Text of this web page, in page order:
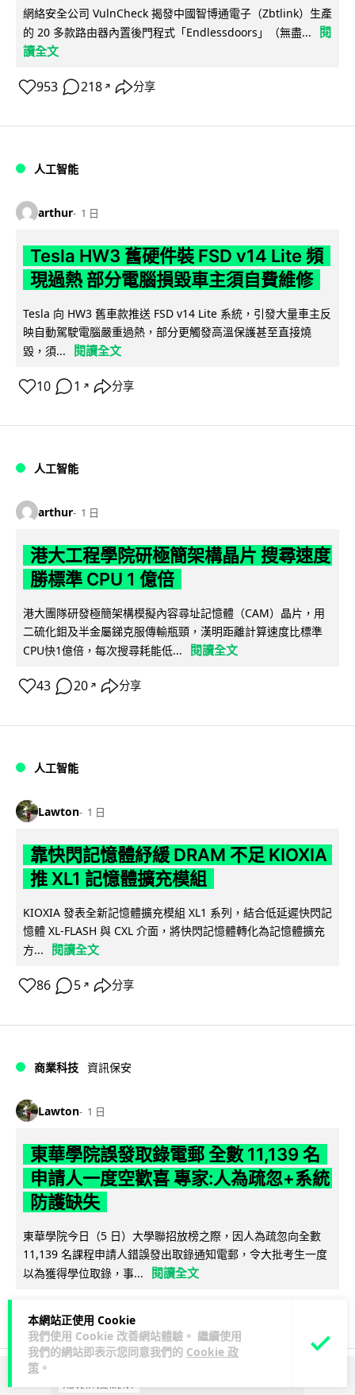
本網站正使用 Cookie
我們使用 Cookie 改善網站體驗。 繼續使用
我們的網站即表示您同意我們的 Cookie 政
策 。
網絡安全公司 VulnCheck 揭發中國智博通電子（Zbtlink）生產
的 20 多款路由器內置後門程式「Endlessdoors」（無盡...
閱
讀全文
953 218 ↗ 分享
人工智能
arthur 1 日
Tesla HW3 舊硬件裝 FSD v14 Lite 頻
現過熱 部分電腦損毀車主須自費維修
Tesla 向 HW3 舊車款推送 FSD v14 Lite 系統，引發大量車主反
映自動駕駛電腦嚴重過熱，部分更觸發高溫保護甚至直接燒
毀，須...
閱讀全文
10 1 ↗ 分享
人工智能
arthur 1 日
港大工程學院研極簡架構晶片 搜尋速度
勝標準 CPU 1 億倍
港大團隊研發極簡架構模擬內容尋址記憶體（CAM）晶片，用
二硫化鉬及半金屬銻克服傳輸瓶頸，漢明距離計算速度比標準
CPU快1億倍，每次搜尋耗能低...
閱讀全文
43 20 ↗ 分享
人工智能
Lawton 1 日
靠快閃記憶體紓緩 DRAM 不足 KIOXIA
推 XL1 記憶體擴充模組
KIOXIA 發表全新記憶體擴充模組 XL1 系列，結合低延遲快閃記
憶體 XL-FLASH 與 CXL 介面，將快閃記憶體轉化為記憶體擴充
方...
閱讀全文
86 5 ↗ 分享
商業科技 資訊保安
Lawton 1 日
東華學院誤發取錄電郵 全數 11,139 名
申請人一度空歡喜 專家:人為疏忽+系統
防護缺失
東華學院今日（5 日）大學聯招放榜之際，因人為疏忽向全數
11,139 名課程申請人錯誤發出取錄通知電郵，令大批考生一度
以為獲得學位取錄，事...
閱讀全文
ADVERTISEMENT